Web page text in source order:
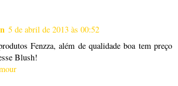
5 de abril de 2013 às 00:52
Fenzza, além de qualidade boa tem preço
Blush!